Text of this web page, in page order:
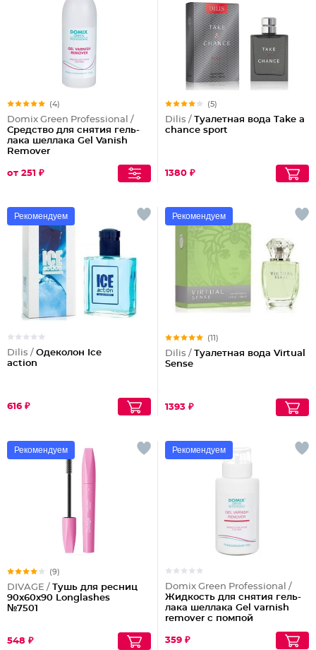
(4)
Domix Green Professional /
Средство для снятия гель-
лака шеллака Gel Vanish
Remover
от 251 ₽
(5)
Dilis / Туалетная вода Take a
chance sport
1380 ₽
Рекомендуем
Dilis / Одеколон Ice
action
616 ₽
Рекомендуем
(11)
Dilis / Туалетная вода Virtual
Sense
1393 ₽
Рекомендуем
(9)
DIVAGE / Тушь для ресниц
90x60x90 Longlashes
№7501
548 ₽
Рекомендуем
Domix Green Professional /
Жидкость для снятия гель-
лака шеллака Gel varnish
remover с помпой
359 ₽